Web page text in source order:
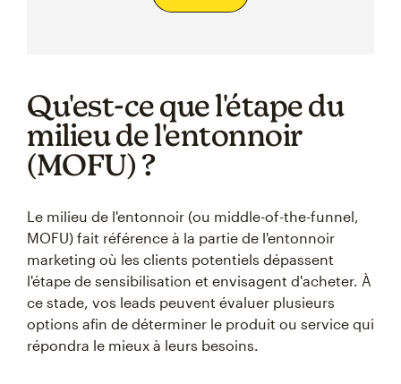
Qu'est-ce que l'étape du
milieu de l'entonnoir
(MOFU) ?
Le milieu de l'entonnoir (ou middle-of-the-funnel,
MOFU) fait référence à la partie de l'entonnoir
marketing où les clients potentiels dépassent
l'étape de sensibilisation et envisagent d'acheter. À
ce stade, vos leads peuvent évaluer plusieurs
options afin de déterminer le produit ou service qui
répondra le mieux à leurs besoins.